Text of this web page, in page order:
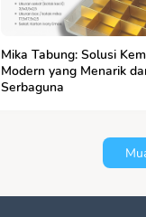
Mika Tabung: Solusi
Modern yang Menarik
Serbaguna